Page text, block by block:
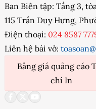
Ban Biên tập: Tầng 3,
115 Trần Duy Hưng,
Điện thoại: 024 8587
Liên hệ bài vở:
Bảng giá quảng cáo
chí In